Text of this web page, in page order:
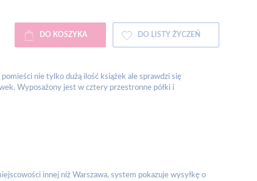
DO KOSZYKA DO LISTY ŻYCZEŃ
nie tylko dużą ilość książek ale sprawdzi się
Wyposażony jest w cztery przestronne półki i
innej niż Warszawa, system pokazuje wysyłkę o